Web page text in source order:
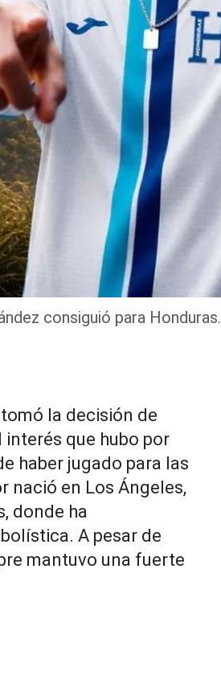
consiguió para Honduras.
la decisión de
que hubo por
haber jugado para las
nació en Los Ángeles,
donde ha
A pesar de
mantuvo una fuerte